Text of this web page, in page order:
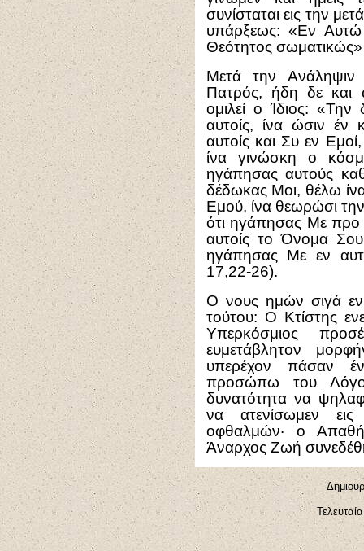
συνίσταται εις την
υπάρξεως: «Εν
Θεότητος
Μετά την Ανάληψιν
Πατρός, ήδη δε
ομιλεί ο Ίδιος:
αυτοίς, ίνα ώσιν
αυτοίς και Συ εν Εμοί,
ίνα γινώσκη ο
ηγάπησας αυτούς
δέδωκας Μοι, θέλω
Εμού, ίνα θεωρώσι
ότι ηγάπησας Με
αυτοίς το Όνομα
ηγάπησας Με εν
17,22-26).
Ο νους ημών σιγά
τούτου: Ο Κτίστης
Υπερκόσμιος
ευμετάβλητον
υπερέχον πάσαν
προσώπω του
δυνατότητα να
να ατενίσωμεν
οφθαλμών· ο
Άναρχος Ζωή